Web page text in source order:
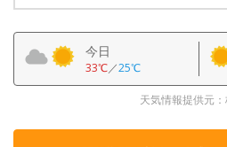
今日
33℃／25℃
天気情報提供元